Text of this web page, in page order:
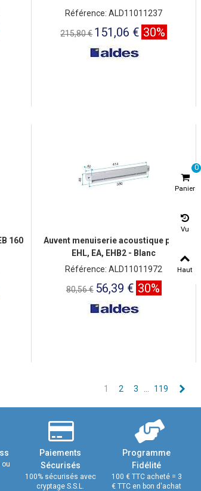
Référence: ALD11011237
215,80 € 151,06 € 30%
160
Auvent menuiserie acoustique pour
EHL, EA, EHB2 - Blanc
Référence: ALD11011972
80,56 € 56,39 € 30%
1 2 3 119
ou
Paiements
Sécurisés
100% sécurisés avec
cryptage S.S.L.
Programme
Fidélité
100 € TTC acheté = 3
€ TTC en bon d'achat
Panier
0
Vu
Haut